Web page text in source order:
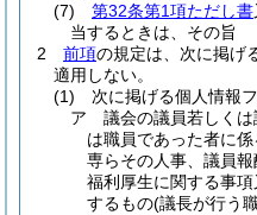
(7)
第32条第1項ただし書
当するときは、その旨
2
前項の規定は、次に掲げ
適用しない。
(1)
次に掲げる個人情報
ア
議会の議員若しく
は職員であった者に係
専らその人事、議員
福利厚生に関する事
するもの(議長が行う